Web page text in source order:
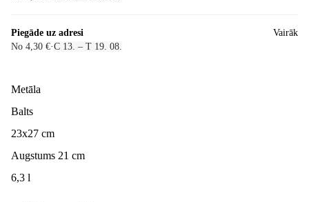
Piegāde uz adresi
No 4,30 €·C 13. – T 19. 08.
Vairāk
Metāla
Balts
23x27 cm
Augstums 21 cm
6,3 l